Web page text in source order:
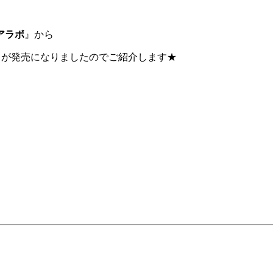
ラボ 』から
発売になりましたのでご紹介します★